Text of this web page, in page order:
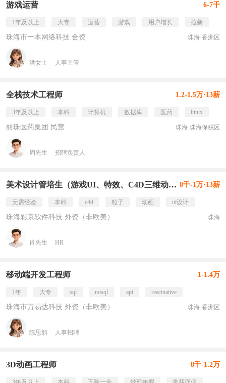
游戏运营 6-7千
1年及以上 大专 运营 游戏 用户增长 拉新
珠海市一本网络科技 合资 珠海·香洲区
洪女士 人事主管
全栈技术工程师 1.2-1.5万·13薪
3年及以上 本科 计算机 数据库 医药 linux
丽珠医药集团 民营 珠海·珠海保税区
周先生 招聘负责人
美术设计管培生（游戏UI、特效、C4D三维动画后期） 8千-1万·13薪
无需经验 本科 c4d 粒子 动画 ui设计
珠海彩京软件科技 外资（非欧美） 珠海
肖先生 HR
移动端开发工程师 1-1.4万
1年 大专 sql nosql api reactnative
珠海市万易达科技 外资（非欧美） 珠海·香洲区
陈思韵 人事招聘
3D动画工程师 8千-1.2万